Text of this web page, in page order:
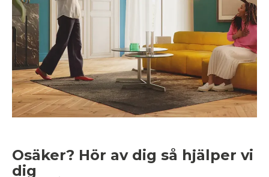
Osäker? Hör av dig så hjälper vi
dig